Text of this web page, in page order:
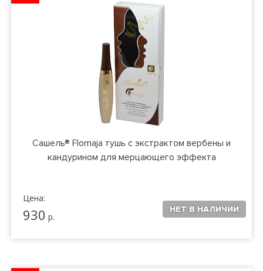
Сашель® Flomaja тушь с экстрактом вербены и
кандурином для мерцающего эффекта
Цена:
930 р.